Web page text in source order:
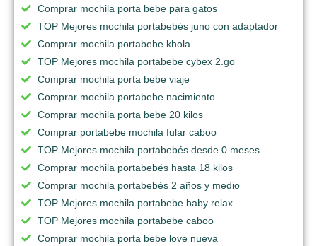
Comprar mochila porta bebe para gatos
TOP Mejores mochila portabebés juno con adaptador
Comprar mochila portabebe khola
TOP Mejores mochila portabebe cybex 2.go
Comprar mochila porta bebe viaje
Comprar mochila portabebe nacimiento
Comprar mochila porta bebe 20 kilos
Comprar portabebe mochila fular caboo
TOP Mejores mochila portabebés desde 0 meses
Comprar mochila portabebés hasta 18 kilos
Comprar mochila portabebés 2 años y medio
TOP Mejores mochila portabebe baby relax
TOP Mejores mochila portabebe caboo
Comprar mochila porta bebe love nueva